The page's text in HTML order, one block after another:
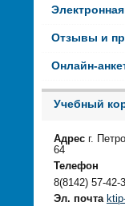
Отзывы и
Онлайн-
Учебный
Адрес г.
64
Телефон
8(8142) 57-42-
Эл. почта